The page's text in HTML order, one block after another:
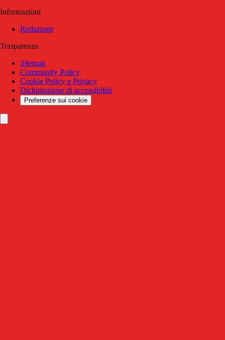
Informazioni
Redazione
Trasparenza
Sitemap
Community Policy
Cookie Policy e Privacy
Dichiarazione di accessibilità
Preferenze sui cookie